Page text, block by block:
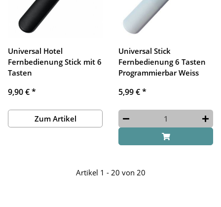
Universal Hotel
Fernbedienung Stick mit 6
Tasten
9,90 €*
Zum Artikel
Universal Stick
Fernbedienung 6 Tasten
Programmierbar Weiss
5,99 €*
Artikel 1 - 20 von 20